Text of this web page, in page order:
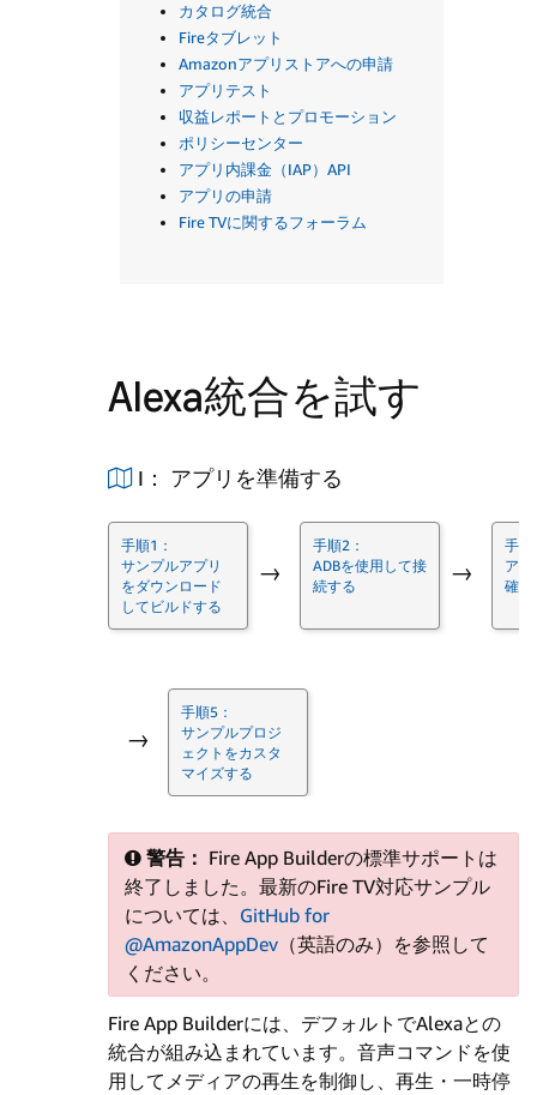
カタログ統合
Fireタブレット
Amazonアプリストアへの申請
アプリテスト
収益レポートとプロモーション
ポリシーセンター
アプリ内課金（IAP）API
アプリの申請
Fire TVに関するフォーラム
Alexa統合を試す
I： アプリを準備する
手順1：
サンプルアプリ
をダウンロード
してビルドする
→
手順2：
ADBを使用して接
続する
→
手順
ア
確認
→
手順5：
サンプルプロジ
ェクトをカスタ
マイズする
警告： Fire App Builderの標準サポートは
終了しました。最新のFire TV対応サンプル
については、 GitHub for
@AmazonAppDev（英語のみ）を参照して
ください。
Fire App Builderには、デフォルトでAlexaとの
統合が組み込まれています。音声コマンドを使
用してメディアの再生を制御し、再生・一時停